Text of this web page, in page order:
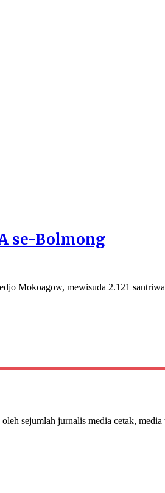
se-Bolmong
Mokoagow, mewisuda 2.121
sejumlah jurnalis media cetak,